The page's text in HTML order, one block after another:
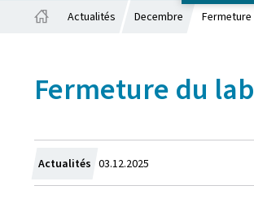
Actualités Decembre
Fermeture du
Actualités Crée
le
03.12.2025